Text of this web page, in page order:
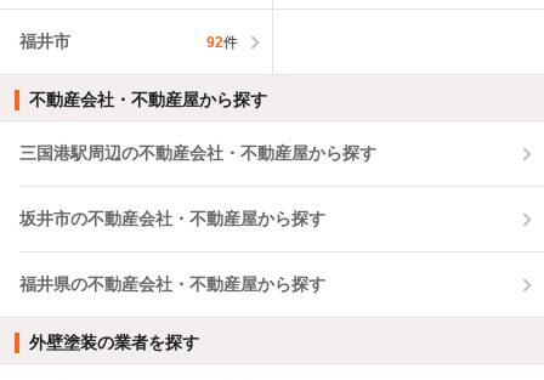
福井市 92件
不動産会社・不動産屋から探す
三国港駅周辺の不動産会社・不動産屋から探す
坂井市の不動産会社・不動産屋から探す
福井県の不動産会社・不動産屋から探す
外壁塗装の業者を探す